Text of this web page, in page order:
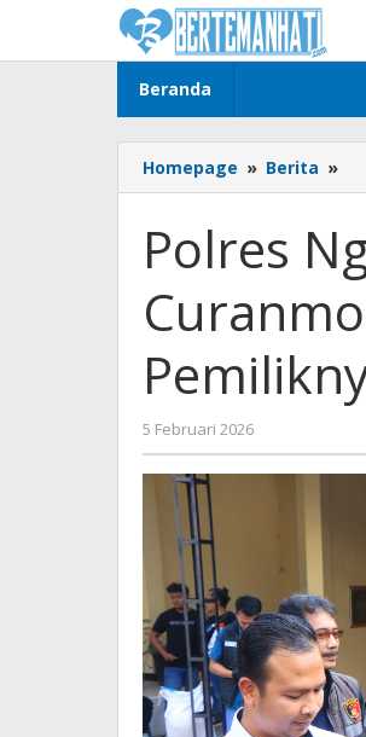
konten
Beranda
Homepage » Berita »
dan
ke
Polres
5 Februari 2026
BangAdmin